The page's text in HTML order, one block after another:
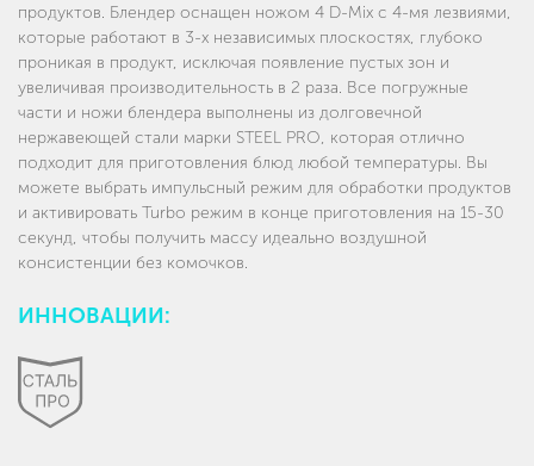
продуктов. Блендер оснащен ножом 4 D-Mix с 4-мя лезвиями,
которые работают в 3-х независимых плоскостях, глубоко
проникая в продукт, исключая появление пустых зон и
увеличивая производительность в 2 раза. Все погружные
части и ножи блендера выполнены из долговечной
нержавеющей стали марки STEEL PRO, которая отлично
подходит для приготовления блюд любой температуры. Вы
можете выбрать импульсный режим для обработки продуктов
и активировать Turbo режим в конце приготовления на 15-30
секунд, чтобы получить массу идеально воздушной
консистенции без комочков.
ИННОВАЦИИ: